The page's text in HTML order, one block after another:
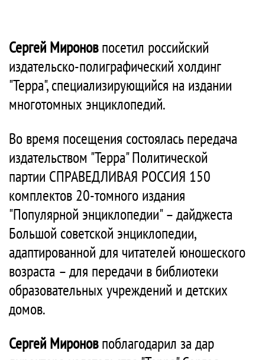
Сергей Мироновпосетил российский
издательско-полиграфический холдинг
"Терра", специализирующийся на издании
многотомных энциклопедий.
Во время посещения состоялась передача
издательством "Терра" Политической
партии СПРАВЕДЛИВАЯ РОССИЯ 150
комплектов 20-томного издания
"Популярной энциклопедии" – дайджеста
Большой советской энциклопедии,
адаптированной для читателей юношеского
возраста – для передачи в библиотеки
образовательных учреждений и детских
домов.
Сергей Мироновпоблагодарил за дар